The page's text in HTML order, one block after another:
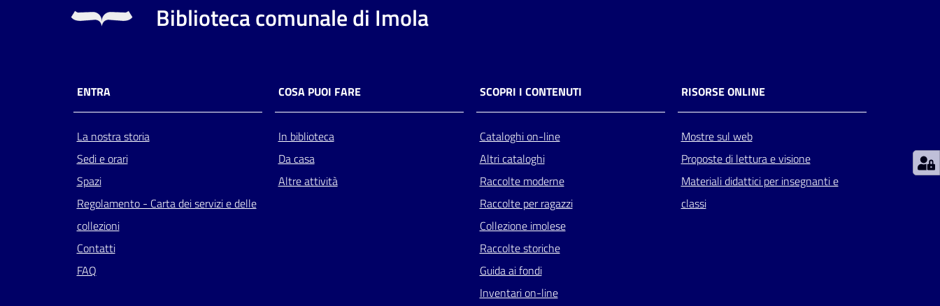
Biblioteca comunale di Imola
ENTRA
La nostra storia
Sedi e orari
Spazi
Regolamento - Carta dei servizi e delle
collezioni
Contatti
FAQ
COSA PUOI FARE
In biblioteca
Da casa
Altre attività
SCOPRI I CONTENUTI
Cataloghi on-line
Altri cataloghi
Raccolte moderne
Raccolte per ragazzi
Collezione imolese
Raccolte storiche
Guida ai fondi
Inventari on-line
RISORSE ONLINE
Mostre sul web
Proposte di lettura e visione
Materiali didattici per insegnanti e
classi